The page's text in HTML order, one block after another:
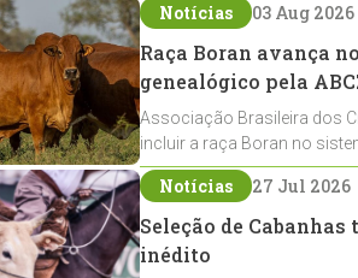
Notícias 03 Aug 2026
Raça Boran avança
genealógico pela
Associação Brasileira dos
incluir a raça Boran no
expansão na pecuária
Notícias 27 Jul 2026
Seleção de
inédito